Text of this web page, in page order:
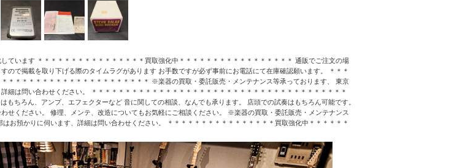
ています ＊＊＊＊＊＊＊＊＊＊＊＊＊＊＊＊買取強化中＊＊＊＊＊＊＊＊＊＊＊＊＊＊＊＊＊ 通販でご注文の場
ので掲載を取り下げる際のタイムラグがあります お手数ですが必ず事前にお電話にて在庫確認願います。 ＊＊＊
＊＊＊＊＊＊＊＊＊＊＊＊＊＊＊＊＊＊＊＊＊＊ ※楽器の買取・委託販売・メンテナンス等承っております、 東京
細は問い合わせください。 ＊＊＊＊＊＊＊＊＊＊＊＊＊＊＊＊＊＊＊＊＊＊＊＊＊＊＊＊＊＊＊＊＊＊＊＊＊＊
もちろん、アンプ、エフェクターなど 音に関しての相談、なんでも承ります。 店頭での試奏はもちろん可能です。
せください。 修理、メンテ、改造についてもお気軽にご相談ください。 ※楽器の買取・委託販売・メンテナンス
お預かりに伺います、詳細は問い合わせください。 ＊＊＊＊＊＊＊＊＊＊＊＊＊＊＊＊買取強化中＊＊＊＊＊＊